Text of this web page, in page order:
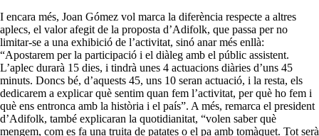
I encara més, Joan Gómez vol marca la diferència respecte a altres
aplecs, el valor afegit de la proposta d’Adifolk, que passa per no
limitar-se a una exhibició de l’activitat, sinó anar més enllà:
“Apostarem per la participació i el diàleg amb el públic assistent.
L’aplec durarà 15 dies, i tindrà unes 4 actuacions diàries d’uns 45
minuts. Doncs bé, d’aquests 45, uns 10 seran actuació, i la resta, els
dedicarem a explicar què sentim quan fem l’activitat, per què ho fem i
què ens entronca amb la història i el país”. A més, remarca el president
d’Adifolk, també explicaran la quotidianitat, “volen saber què
mengem, com es fa una truita de patates o el pa amb tomàquet. Tot serà